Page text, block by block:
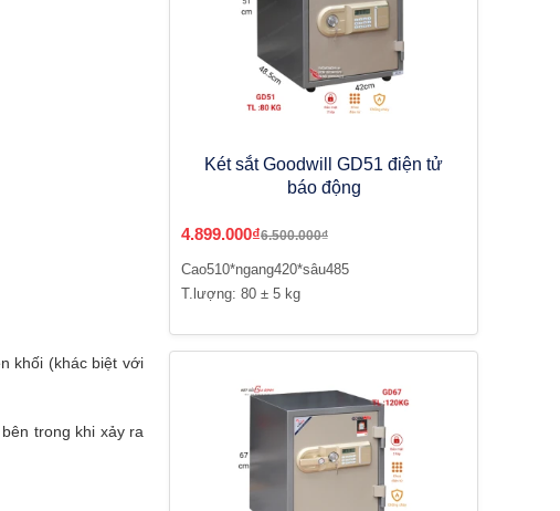
khối (khác biệt với
trong khi xảy ra
Két sắt Goodwill GD51 điện tử
báo động
4.899.000₫6.500.000₫
Cao510*ngang420*sâu485
T.lượng: 80 ± 5 kg